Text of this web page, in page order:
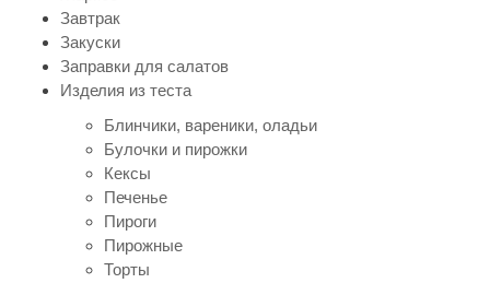
Завтрак
Закуски
Заправки для салатов
Изделия из теста
Блинчики, вареники, оладьи
Булочки и пирожки
Кексы
Печенье
Пироги
Пирожные
Торты